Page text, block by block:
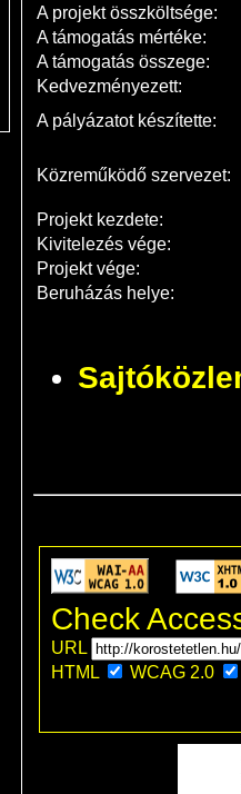
A projekt összköltsége:
A támogatás mértéke:
A támogatás összege:
Kedvezményezett:
A pályázatot készítette:
Közreműködő szervezet:
Projekt kezdete:
Kivitelezés vége:
Projekt vége:
Beruházás helye:
Check
URL
HTML
WCAG 2.0